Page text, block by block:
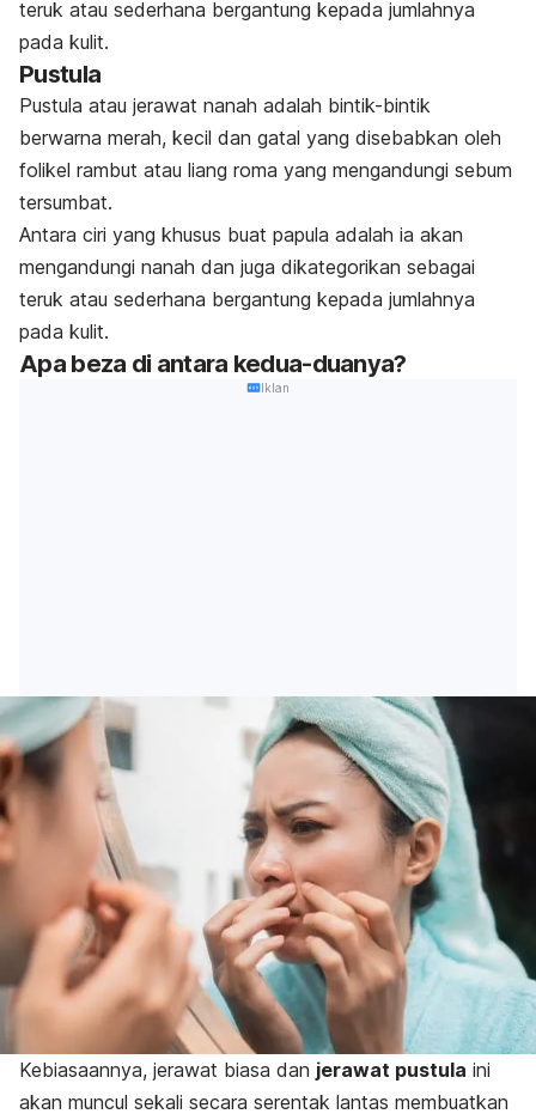
teruk atau sederhana bergantung kepada jumlahnya
pada kulit.
Pustula
Pustula atau jerawat nanah adalah bintik-bintik
berwarna merah, kecil dan gatal yang disebabkan oleh
folikel rambut atau liang roma yang mengandungi sebum
tersumbat.
Antara ciri yang khusus buat papula adalah ia akan
mengandungi nanah dan juga dikategorikan sebagai
teruk atau sederhana bergantung kepada jumlahnya
pada kulit.
Apa beza di antara kedua-duanya?
Iklan
Kebiasaannya, jerawat biasa dan jerawat pustula ini
akan muncul sekali secara serentak lantas membuatkan